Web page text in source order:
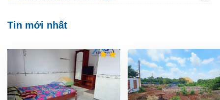
Tin mới nhất